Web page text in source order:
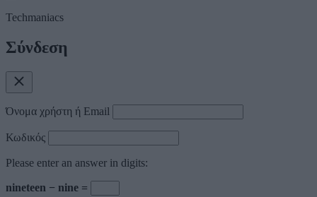
Techmaniacs
Σύνδεση
Όνομα χρήστη ή Email
Κωδικός
Please enter an answer in digits:
nineteen − nine =